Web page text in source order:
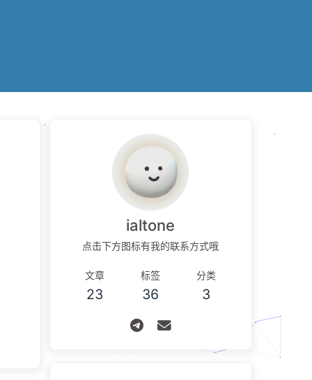
ialtone
点击下方图标有我的联系方式哦
文章
23
标签
36
分类
3